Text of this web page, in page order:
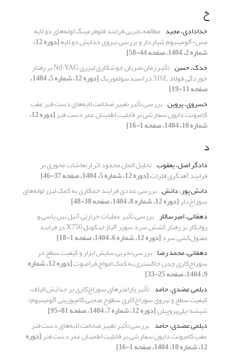
خ
خدادادی، مجید مطالعه تجربی فرایند فلوفرمینگ لوله‌های دو لایه
مس-آلومینیوم شیاردار و بررسی نیروی جدایش دو لایه [دوره 12،
شماره 2، 1404، صفحه 44-58]
خدک، حسن
تأثیر زمان ضربان جوشکاری لیزری Nd:YAG بر رفتار
خوردگی فولاد 316L در اسیدسولفوریک [دوره 12، شماره 5، 1404،
صفحه 11-19]
خسروی، پروین بررسی تأثیر تغییر ضخامت لایه‌های دست فنر عقب
کامیونت دایون سفارشی بر قابلیت اطمینان عمر دست فنر [دوره 12،
شماره 10، 1404، صفحه 1-16]
د
دادگر اصل، یعقوب تحلیل المان محدود اثر ارتعاشات محوری بر
فرایند آهنگری فلزات[دوره 12، شماره 5، 1404، صفحه 37-46]
دانش پور، دانش بررسی عددی فرایند خمکاری به کمک لیزر لوله‌های
سوراخ‌دار[دوره 12، شماره 8، 1404، صفحه 38-48]
دهقانی، امیرسالار بررسی تأثیر عملیات حرارتی آنیل بین پاسی و
روانکار بر رفتار کشش سرد سوپر آلیاژ اینکونل X750 در فرایند
مفتول‌کشی سرد[دوره 12، شماره 6، 1404، صفحه 1-18]
دهقانی، محمد رضا بررسی تجربی سایش ابزار و کیفیت سطح در
سوراخ‌کاری چدن خاکستری به کمک امواج فراصوت [دوره 12، شماره
9، 1404، صفحه 25-33]
دیلمی عضدی، حامد تأثیر پارامترهای سوراخ‌کاری بر جدایش الیاف،
کیفیت سطح و نیروی سوراخ‌کاری سطوح منحنی کامپوزیتی‌ آلومینیوم/
شیشه/پلی‌پروپیلن[دوره 12، شماره 7، 1404، صفحه 81-95]
دیلمی عضدی، حامد بررسی تأثیر تغییر ضخامت لایه‌های دست فنر
عقب کامیونت دایون سفارشی بر قابلیت اطمینان عمر دست فنر[دوره
12، شماره 10، 1404، صفحه 1-16]